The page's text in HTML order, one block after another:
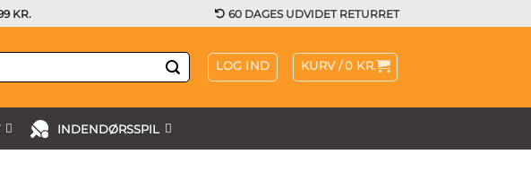
KR. 60 DAGES UDVIDET RETURRET
LOG IND KURV /0 KR.
INDENDØRSSPIL